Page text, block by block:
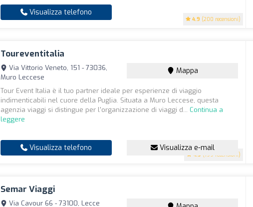
4.9 (200 recensioni)
Visualizza telefono
Toureventitalia
4.9 (199 recensioni)
Via Vittorio Veneto, 151 - 73036,
Muro Leccese
Mappa
Tour Event Italia è il tuo partner ideale per esperienze di viaggio
indimenticabili nel cuore della Puglia. Situata a Muro Leccese, questa
agenzia viaggi si distingue per l'organizzazione di viaggi d... Continua a
leggere
Visualizza telefono Visualizza e-mail
Semar Viaggi
Via Cavour 66 - 73100, Lecce